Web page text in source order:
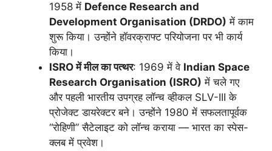
1958 में Defence Research and
Development Organisation (DRDO) में काम
शुरू किया। उन्होंने हॉवरक्राफ्ट परियोजना पर भी कार्य
किया।
ISRO में मील का पत्थर: 1969 में वे Indian Space
Research Organisation (ISRO) में चले गए
और पहली भारतीय उपग्रह लॉन्च व्हीकल SLV-III के
प्रोजेक्ट डायरेक्टर बने। उन्होंने 1980 में सफलतापूर्वक
“रोहिणी” सैटेलाइट को लॉन्च कराया — भारत का स्पेस-
क्लब में प्रवेश।